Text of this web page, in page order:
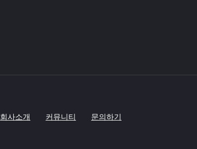
회사소개 커뮤니티 문의하기